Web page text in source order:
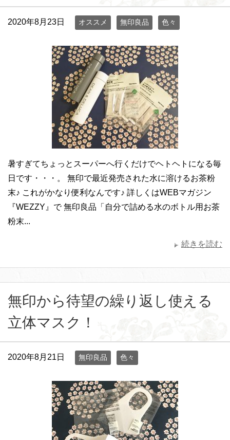
2020年8月23日 オススメ 無印良品 色々
暑すぎてちょっとスーパーへ行くだけでヘトヘトになる毎
日です・・・。 無印で最近発売された水に溶けるお茶粉
末♪ これがかなり便利なんです♪ 詳しくはWEBマガジン
『WEZZY』で 無印良品「自分で詰める水のボトル用お茶
粉末...
続きを読む
無印から待望の繰り返し使える
立体マスク！
2020年8月21日 無印良品 色々